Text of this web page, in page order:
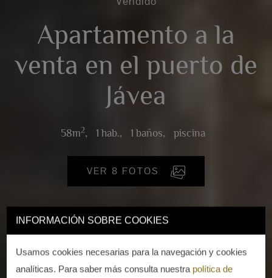
INFORMACIÓN SOBRE COOKIES
Usamos cookies necesarias para la navegación y cookies
analíticas. Para saber más consulta nuestra política de
Apartamento a la
venta en el puerto de
Jávea
58m2, 1 hab., 1 baños, piscina
VER 8 FOTOS